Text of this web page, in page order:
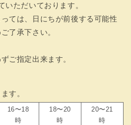
いただいております。
ては、日にちが前後する可能性
了承下さい。
ご指定出来ます。
す。
16〜18
時
18〜20
時
20〜21
時